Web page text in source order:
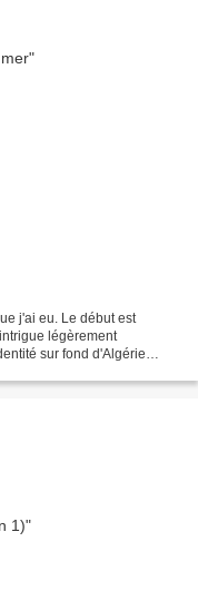
j'ai eu. Le début est
légèrement
sur fond d'Algérie